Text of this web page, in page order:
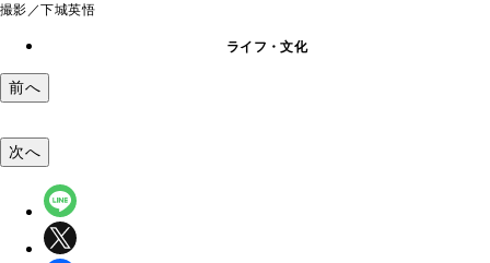
撮影／下城英悟
ライフ・文化
前へ
次へ